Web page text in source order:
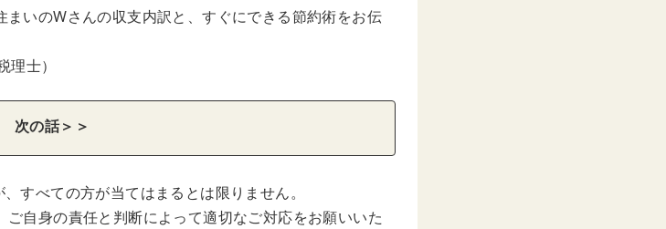
いのWさんの収支内訳と、すぐにできる節約術をお伝
士）
次の話＞＞
すべての方が当てはまるとは限りません。
自身の責任と判断によって適切なご対応をお願いいた